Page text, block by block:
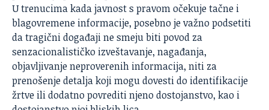
U trenucima kada javnost s pravom očekuje tačne i
blagovremene informacije, posebno je važno podsetiti
da tragični događaji ne smeju biti povod za
senzacionalističko izveštavanje, nagađanja,
objavljivanje neproverenih informacija, niti za
prenošenje detalja koji mogu dovesti do identifikacije
žrtve ili dodatno povrediti njeno dostojanstvo, kao i